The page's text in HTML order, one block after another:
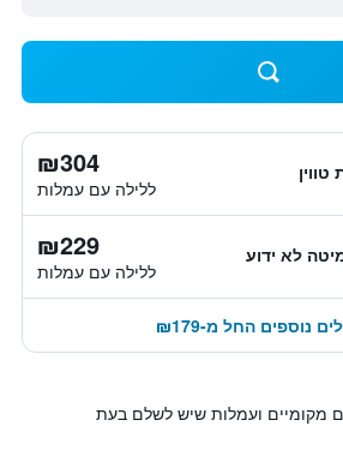
₪304
ללילה עם עמלות
₪229
ללילה עם עמלות
מקומיים ועמלות שיש לשלם בעת